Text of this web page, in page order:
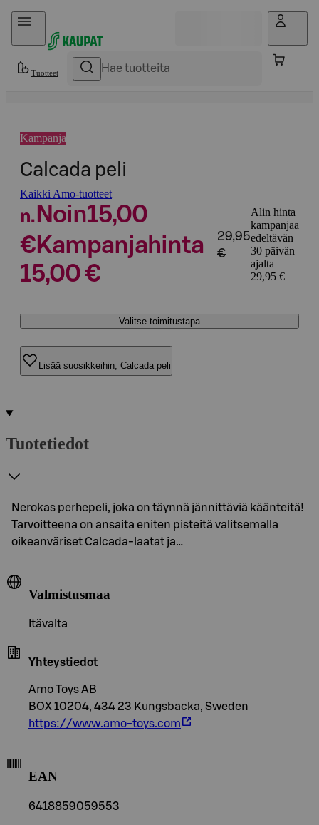
Hyppää sisältöön
Tuotteet
Kampanja
Calcada peli
Kaikki Amo-tuotteet
n. Noin15,00
€Kampanjahinta
15,00 €
29,95
€
Alin hinta
kampanjaa
edeltävän
30 päivän
ajalta
29,95 €
Valitse toimitustapa
Lisää suosikkeihin, Calcada peli
Tuotetiedot
Nerokas perhepeli, joka on täynnä jännittäviä käänteitä!
Tarvoitteena on ansaita eniten pisteitä valitsemalla
oikeanväriset Calcada-laatat ja…
Valmistusmaa
Itävalta
Yhteystiedot
Amo Toys AB
BOX 10204, 434 23 Kungsbacka, Sweden
https://www.amo-toys.com
EAN
6418859059553